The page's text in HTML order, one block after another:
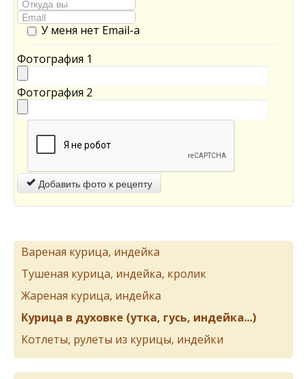
У меня нет Email-а
Фотография 1
Фотография 2
Добавить фото к рецепту
Вареная курица, индейка
Тушеная курица, индейка, кролик
Жареная курица, индейка
Курица в духовке (утка, гусь, индейка...)
Котлеты, рулеты из курицы, индейки